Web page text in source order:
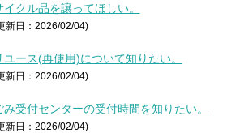
クル品を譲ってほしい。
新日：2026/02/04)
ース(再使用)について知りたい。
新日：2026/02/04)
受付センターの受付時間を知りたい。
新日：2026/02/04)